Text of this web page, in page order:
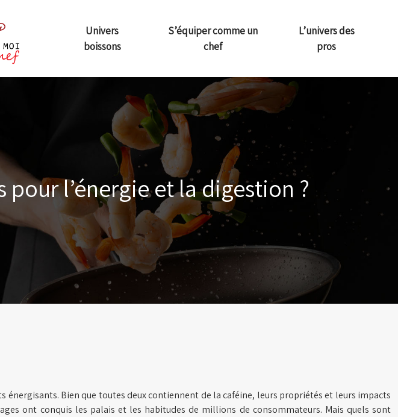
Univers
boissons
S’équiper comme un
chef
L’univers des
pros
l’énergie et la digestion ?
Bien que toutes deux contiennent de la caféine, leurs propriétés et leurs impacts
ont conquis les palais et les habitudes de millions de consommateurs. Mais quels sont